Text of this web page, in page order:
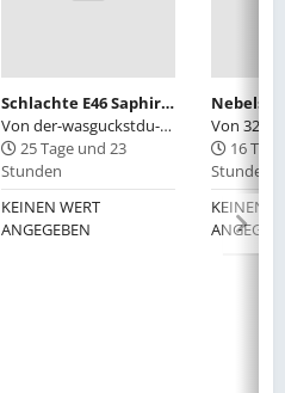
Schlachte E46 Saphirschwarz Limousine VFL
Von der-wasguckstdu-dreier
25 Tage und 23
Stunden
KEINEN WERT
ANGEGEBEN
Von
16
Stunden
KEINEN